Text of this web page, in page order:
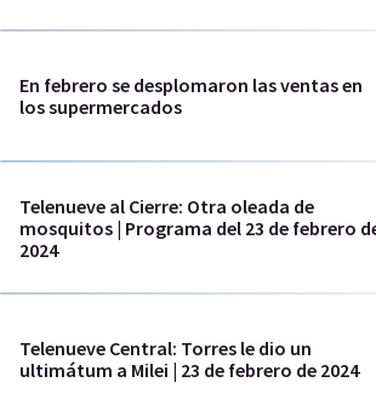
En febrero se desplomaron las ventas en
los supermercados
Telenueve al Cierre: Otra oleada de
mosquitos | Programa del 23 de febrero
2024
Telenueve Central: Torres le dio un
ultimátum a Milei | 23 de febrero de 2024